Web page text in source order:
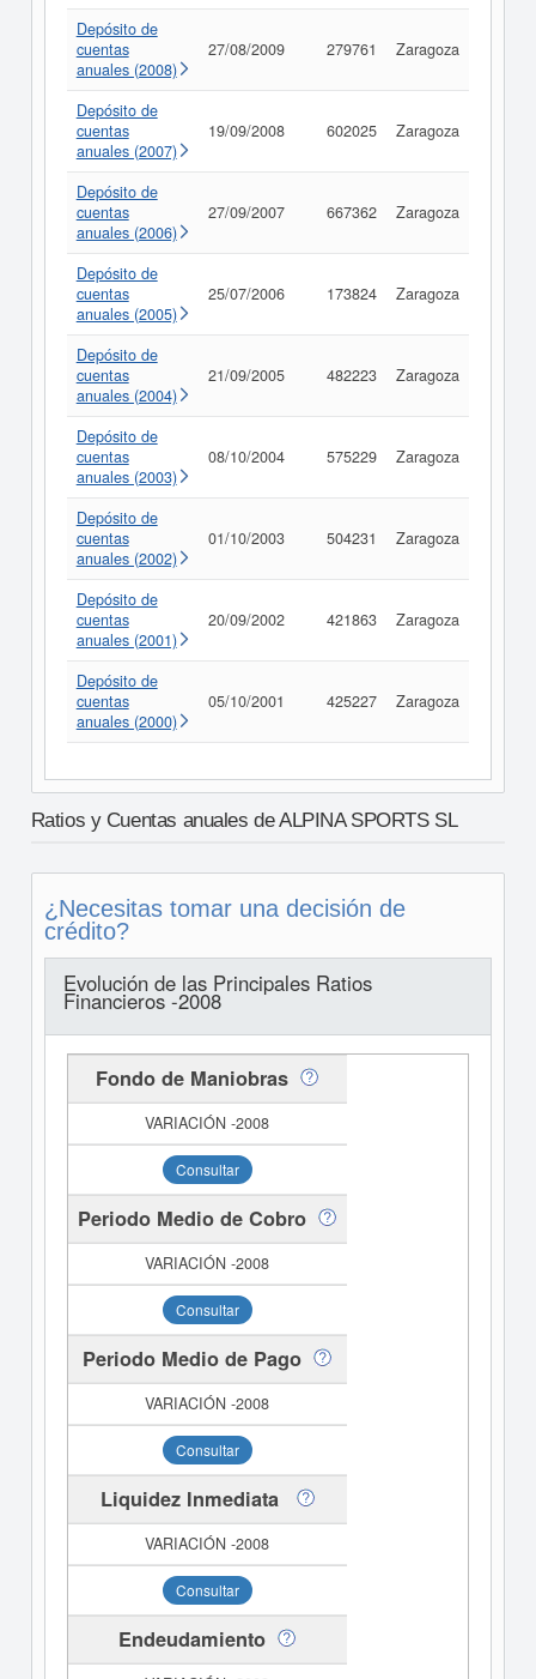
Depósito de
cuentas
anuales (2008)
27/08/2009 279761 Zaragoza
Depósito de
cuentas
anuales (2007)
19/09/2008 602025 Zaragoza
Depósito de
cuentas
anuales (2006)
27/09/2007 667362 Zaragoza
Depósito de
cuentas
anuales (2005)
25/07/2006 173824 Zaragoza
Depósito de
cuentas
anuales (2004)
21/09/2005 482223 Zaragoza
Depósito de
cuentas
anuales (2003)
08/10/2004 575229 Zaragoza
Depósito de
cuentas
anuales (2002)
01/10/2003 504231 Zaragoza
Depósito de
cuentas
anuales (2001)
20/09/2002 421863 Zaragoza
Depósito de
cuentas
anuales (2000)
05/10/2001 425227 Zaragoza
Ratios y Cuentas anuales de ALPINA SPORTS SL
¿Necesitas tomar una decisión de
crédito?
Evolución de las Principales Ratios
Financieros -2008
Fondo de Maniobras
Consultar
Periodo Medio de Cobro
Consultar
Periodo Medio de Pago
Consultar
Liquidez Inmediata
Consultar
Endeudamiento